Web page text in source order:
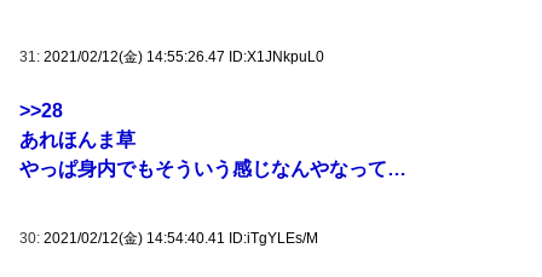
31: 2021/02/12(金) 14:55:26.47 ID:X1JNkpuL0
>>28
あれほんま草
やっぱ身内でもそういう感じなんやなって…
30: 2021/02/12(金) 14:54:40.41 ID:iTgYLEs/M